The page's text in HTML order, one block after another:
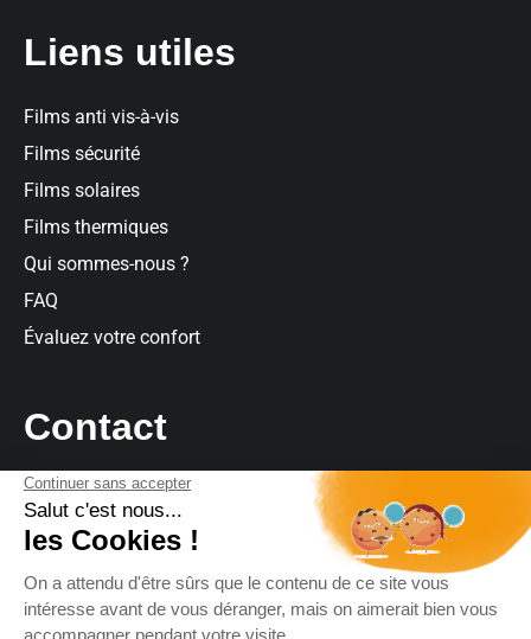
Liens utiles
Films anti vis-à-vis
Films sécurité
Films solaires
Films thermiques
Qui sommes-nous ?
FAQ
Évaluez votre confort
Contact
Contact
Par téléphone: 09 73 03 63 64
Horaires :Lun au Ven : 9h00 à 18h00 · Sam : 9h00 à